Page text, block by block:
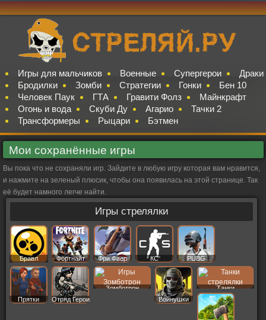
Игры для мальчиков Военные Супергерои
Драки
Бродилки
Зомби Стратегии Гонки
Бен 10
Человек Паук
ГТА Гравити Фолз
Майнкрафт
Огонь и вода
Скуби Ду Агарио
Тачки 2
Трансформеры
Рыцари Бэтмен
Мои сохранённые игры
Вы пока что не сохраняли игр. Зайдите в любую игру которая вам нравится,
и нажмите на зеленый плюсик, чтобы она появилась на этой странице. Так
её будет намного легче найти.
Игры стрелялки
Бравл
Старс
Фортнайт Фри Фаер КС PUBG
Прятки Отряд Герои
Зомботрон
Войнушки
Танки